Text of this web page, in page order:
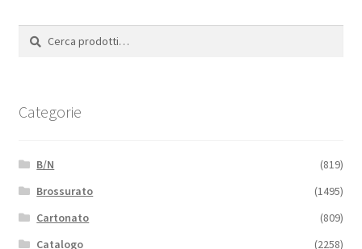
Cerca:
Cerca
Categorie
B/N
(819)
Brossurato
(1495)
Cartonato
(809)
Catalogo
(2258)